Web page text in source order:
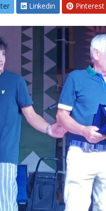
Linkedin Pinterest